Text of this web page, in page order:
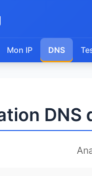
Mon IP DNS
DNS